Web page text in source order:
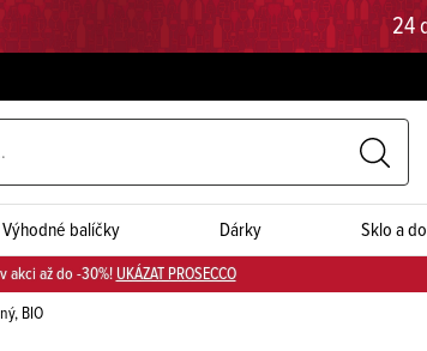
24
Výhodné balíčky Dárky Sklo a
v akci až do -30%! UKÁZAT PROSECCO
BIO